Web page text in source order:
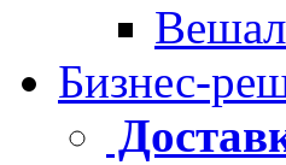
Бизнес-